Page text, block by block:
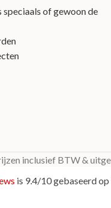
of gewoon de
inclusief BTW &
is 9.4/10 gebaseerd op